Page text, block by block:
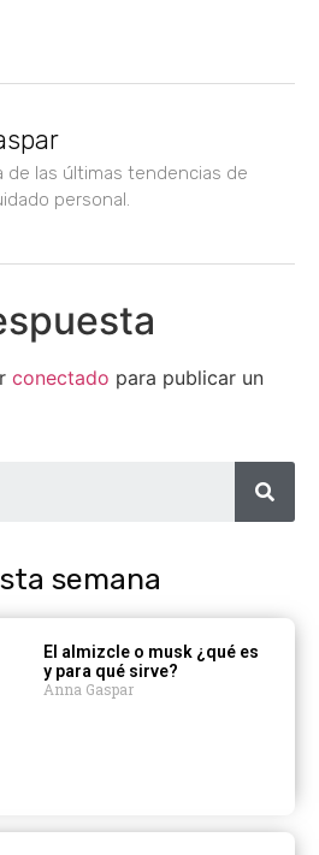
de las últimas tendencias de
personal.
conectado para publicar un
semana
El almizcle o musk ¿qué es
y para qué sirve?
Anna Gaspar